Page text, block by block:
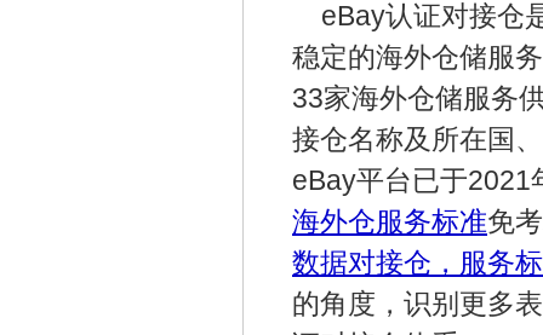
eBay认证对接仓
稳定的海外仓储服
33家海外仓储服务
接仓名称及所在国
eBay平台已于2021
海外仓服务标准免
数据对接仓，服务
的角度，识别更多